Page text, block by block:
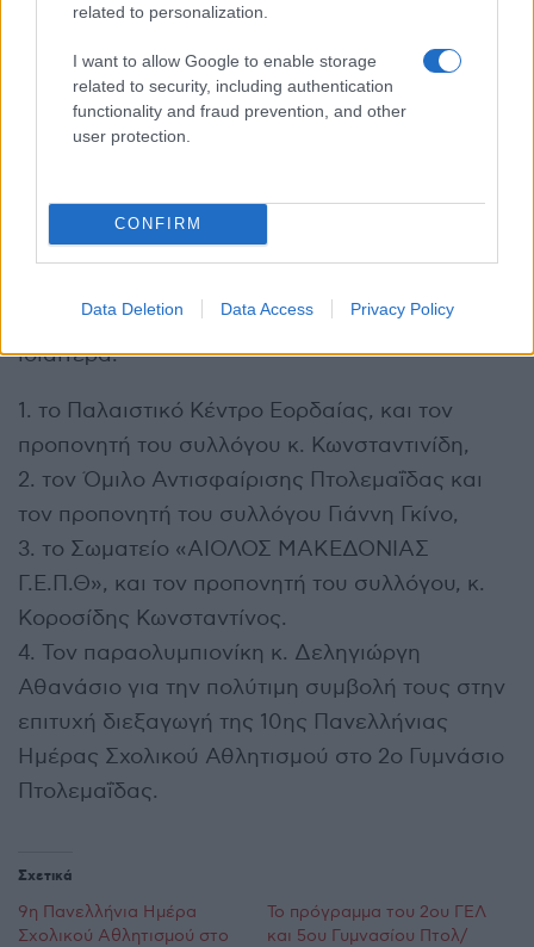
related to personalization.
I want to allow Google to enable storage
related to security, including authentication
functionality and fraud prevention, and other
user protection.
CONFIRM
Data Deletion Data Access Privacy Policy
2ου Γυμνασίου Πτολεμαΐδας ευχαριστεί
ιδιαίτερα:
1. το Παλαιστικό Κέντρο Εορδαίας, και τον
προπονητή του συλλόγου κ. Κωνσταντινίδη,
2. τον Όμιλο Αντισφαίρισης Πτολεμαΐδας και
τον προπονητή του συλλόγου Γιάννη Γκίνο,
3. το Σωματείο «ΑΙΟΛΟΣ ΜΑΚΕΔΟΝΙΑΣ
Γ.Ε.Π.Θ», και τον προπονητή του συλλόγου, κ.
Κοροσίδης Κωνσταντίνος.
4. Τον παραολυμπιονίκη κ. Δεληγιώργη
Αθανάσιο για την πολύτιμη συμβολή τους στην
επιτυχή διεξαγωγή της 10ης Πανελλήνιας
Ημέρας Σχολικού Αθλητισμού στο 2ο Γυμνάσιο
Πτολεμαΐδας.
Σχετικά
9η Πανελλήνια Ημέρα
Σχολικού Αθλητισμού στο
Το πρόγραμμα του 2ου ΓΕΛ
και 5ου Γυμνασίου Πτολ/